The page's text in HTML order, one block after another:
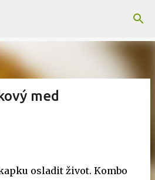
na hlavní obsah
med
osladit život. Kombo